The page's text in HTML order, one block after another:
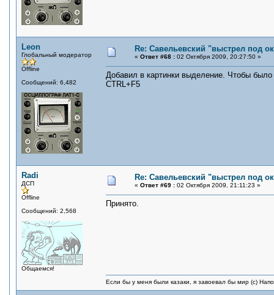
Leon
Глобальный модератор
Offline
Сообщений: 6,482
Re: Савельевский "выстрел под
« Ответ #68 : 02 Октября 2009, 20:27:50 »
Добавил в картинки выделение. Чтобы
CTRL+F5
Radi
ДСП
Offline
Сообщений: 2,568
Общаемся!
Re: Савельевский "выстрел под
« Ответ #69 : 02 Октября 2009, 21:11:23 »
Принято.
Если бы у меня были казаки, я завоевал бы мир (с)